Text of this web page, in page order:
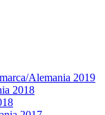
Alemania 2019
2018